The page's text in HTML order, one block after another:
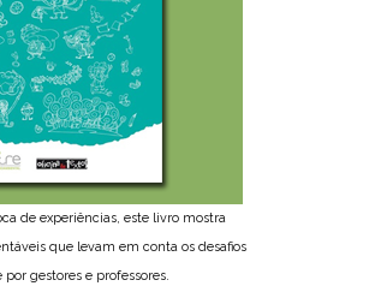
de experiências, este livro mostra
que levam em conta os desafios
gestores e professores.